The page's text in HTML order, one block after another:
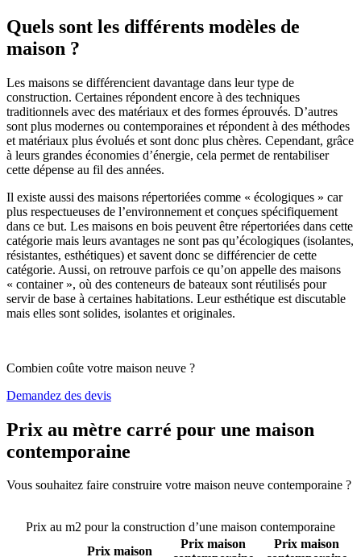
Quels sont les différents modèles de
maison ?
Les maisons se différencient davantage dans leur type de
construction. Certaines répondent encore à des techniques
traditionnels avec des matériaux et des formes éprouvés. D’autres
sont plus modernes ou contemporaines et répondent à des méthodes
et matériaux plus évolués et sont donc plus chères. Cependant, grâce
à leurs grandes économies d’énergie, cela permet de rentabiliser
cette dépense au fil des années.
Il existe aussi des maisons répertoriées comme « écologiques » car
plus respectueuses de l’environnement et conçues spécifiquement
dans ce but. Les maisons en bois peuvent être répertoriées dans cette
catégorie mais leurs avantages ne sont pas qu’écologiques (isolantes,
résistantes, esthétiques) et savent donc se différencier de cette
catégorie. Aussi, on retrouve parfois ce qu’on appelle des maisons
« container », où des conteneurs de bateaux sont réutilisés pour
servir de base à certaines habitations. Leur esthétique est discutable
mais elles sont solides, isolantes et originales.
Combien coûte votre maison neuve ?
Demandez des devis
Prix au mètre carré pour une maison
contemporaine
Vous souhaitez faire construire votre maison neuve contemporaine ?
Prix au m2 pour la construction d’une maison contemporaine
Prix maison
Prix maison
Prix maison